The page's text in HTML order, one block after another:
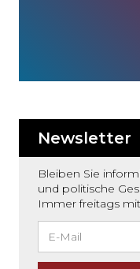
Newsletter
Bleiben Sie
und politische
Immer freitags